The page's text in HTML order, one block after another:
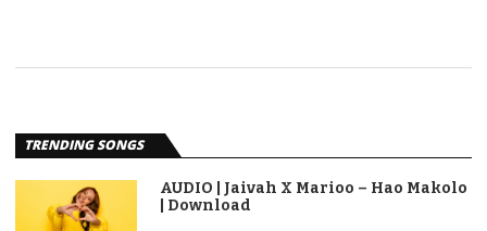
TRENDING SONGS
AUDIO | Jaivah X Marioo – Hao Makolo
| Download